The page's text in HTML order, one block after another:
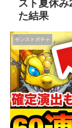
スト夏休
た結果
モンストガチャ